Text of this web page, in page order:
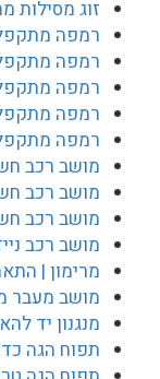
זוג מסילות
רמפה
רמפה
רמפה
רמפה
רמפה
מושב רכב
מושב רכב
מושב רכב
מושב רכב
מרימון |
מושב מעבר
מנגנון יד
תפוח הגה